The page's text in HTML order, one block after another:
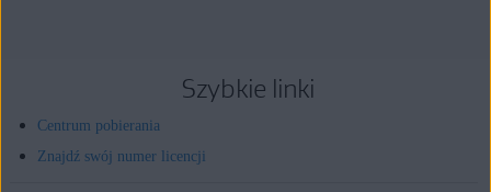
Szybkie linki
Centrum pobierania
Znajdź swój numer licencji